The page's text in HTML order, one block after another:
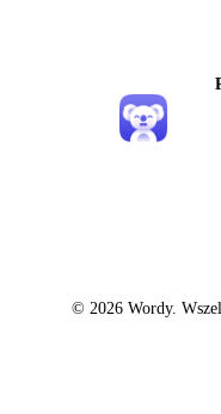
© 2026 Wordy.